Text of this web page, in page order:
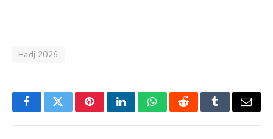
Hadj 2026
FacebookTwitterPinterestLinkedInWhatsAppRedditTumblrEmail